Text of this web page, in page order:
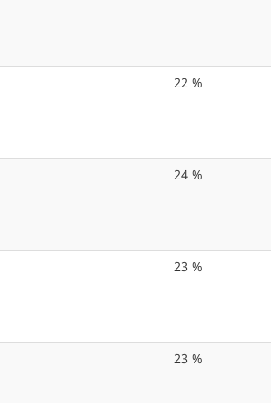
22 %
24 %
23 %
23 %